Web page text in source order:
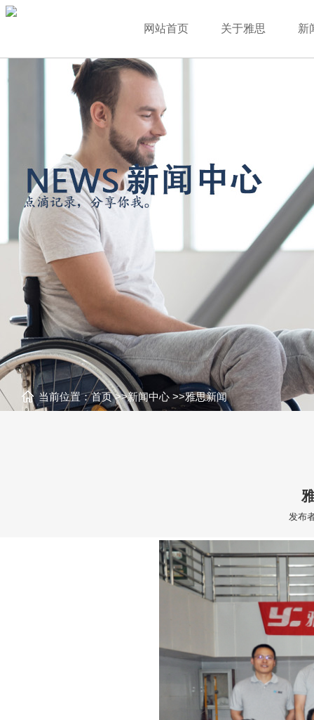
网站首页 关于雅思 新
当前位置：首页>>新闻中心 >>雅思新闻
发布